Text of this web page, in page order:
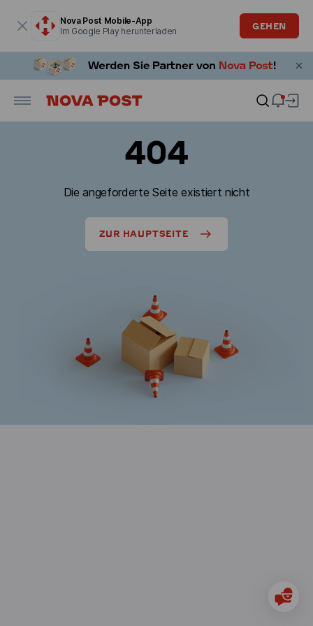
Nova Post Mobile-App
Im Google Play herunterladen
GEHEN
404
Die angeforderte Seite existiert nicht
ZUR HAUPTSEITE